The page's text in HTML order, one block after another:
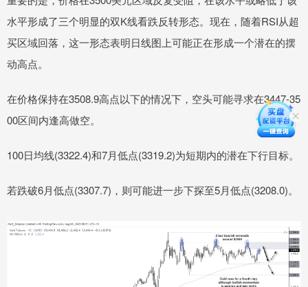
水平形成了三个明显的双K线看跌反转形态。现在，随着RSI从超
买区域回落，这一形态表明日线图上可能正在形成一个潜在的摆
动高点。
在价格保持在3508.9高点以下的情况下，空头可能寻求在3447-35
00区间内逢高做空。
100日均线(3322.4)和7月低点(3319.2)为短期内的潜在下行目标。
若跌破6月低点(3307.7)，则可能进一步下探至5月低点(3208.0)。